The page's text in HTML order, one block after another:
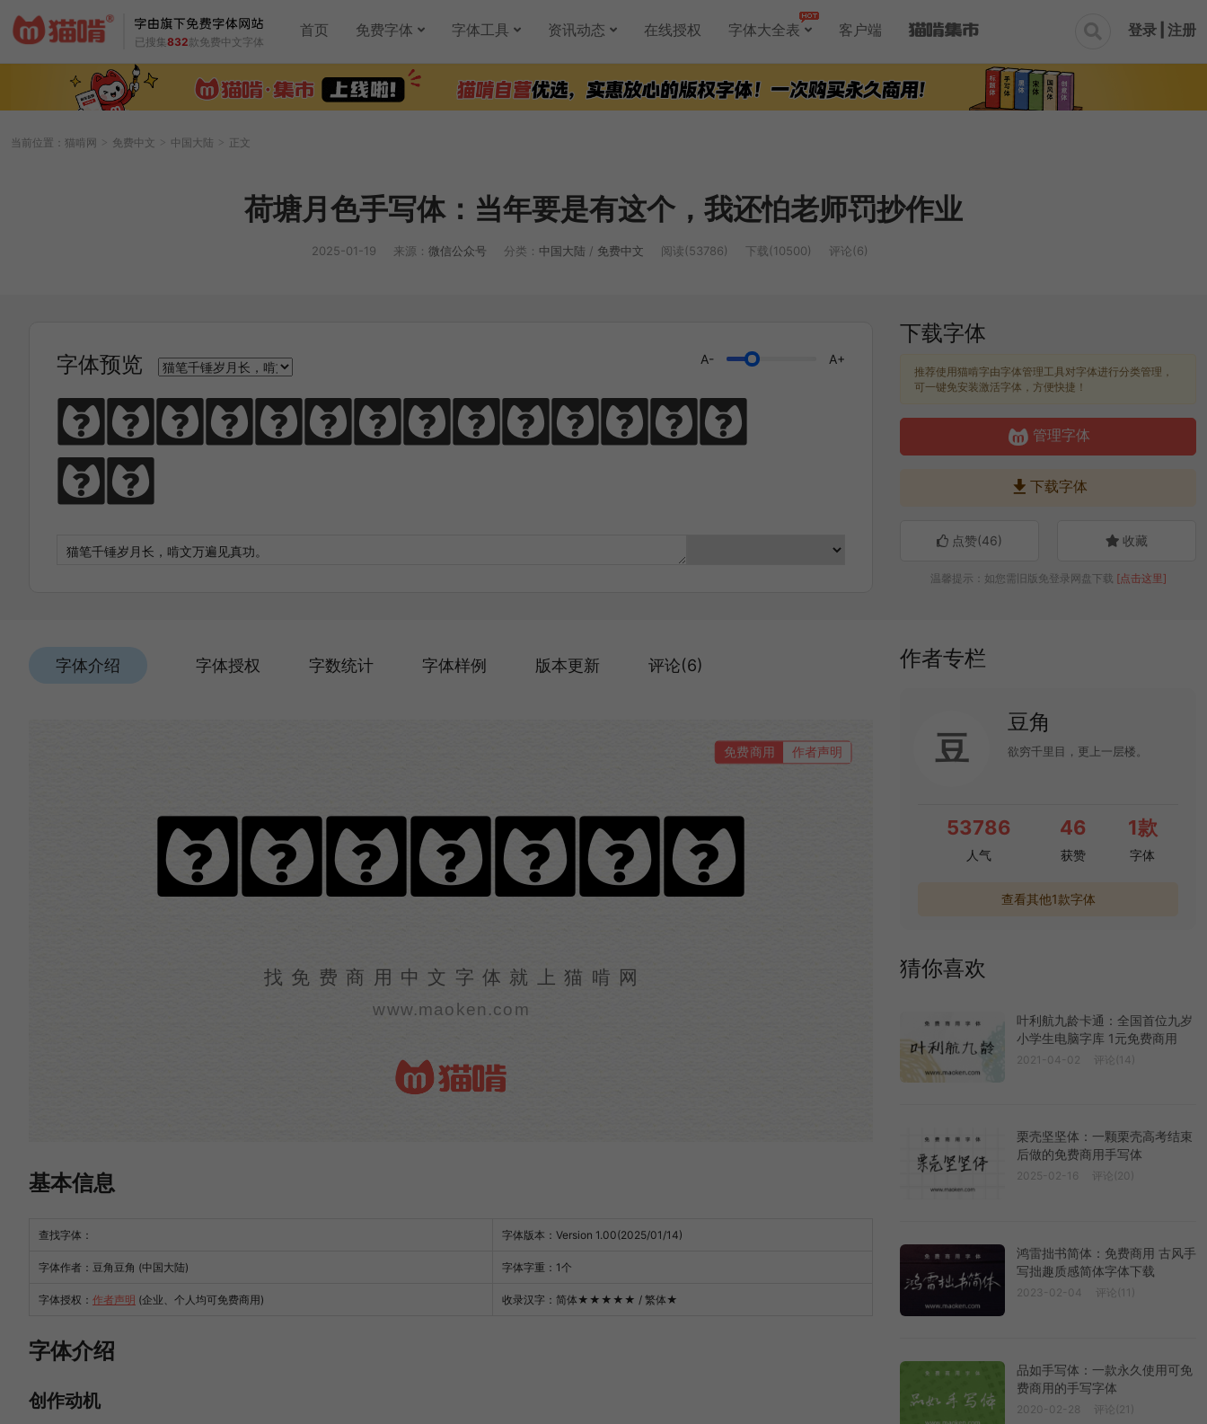
已搜集832款免费中文字体
首页 免费字体 字体工具 资讯动态 在线授权 字体大全表 客户端  登录 | 注册
当前位置： 猫啃网 > 免费中文 > 中国大陆 > 正文
荷塘月色手写体：当年要是有这个，我还怕老师罚抄作业
2025-01-19 来源： 微信公众号 分类： 中国大陆 / 免费中文 阅读(53786) 下载(10500) 评论(6)
字体预览 A- A+
猫笔千锤岁月长，啃文万遍见真
功。
下载字体
推荐使用猫啃字由字体管理工具对字体进行分类管理，
可一键免安装激活字体，方便快捷！
管理字体
 下载字体
点赞(46) 收藏
温馨提示：如您需旧版免登录网盘下载 [点击这里]
字体介绍 字体授权 字数统计 字体样例 版本更新 评论(6)
免费商用 作者声明
荷塘月色手写体
找免费商用中文字体就上猫啃网
www.maoken.com
基本信息
查找字体： 字体版本：Version 1.00(2025/01/14)
字体作者：豆角豆角 (中国大陆) 字体字重：1个
字体授权： 作者声明 (企业、个人均可免费商用) 收录汉字：简体★★★★★ / 繁体★
字体介绍
创作动机
作者专栏
豆
豆角
欲穷千里目，更上一层楼。
53786
人气
46
获赞
1款
字体
查看其他1款字体
猜你喜欢
叶利航九龄卡通：全国首位九岁
小学生电脑字库 1元免费商用
2021-04-02 评论(14)
栗壳坚坚体：一颗栗壳高考结束
后做的免费商用手写体
2025-02-16 评论(20)
鸿雷拙书简体：免费商用 古风手
写拙趣质感简体字体下载
2023-02-04 评论(11)
品如手写体：一款永久使用可免
费商用的手写字体
2020-02-28 评论(21)